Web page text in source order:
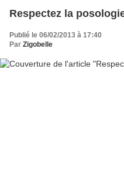
Respectez la
Publié le 06/02/2013 à 17:40
Par Zigobelle